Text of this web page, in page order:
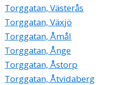
Torggatan, Västerås
Torggatan, Växjö
Torggatan, Åmål
Torggatan, Ånge
Torggatan, Åstorp
Torggatan, Åtvidaberg